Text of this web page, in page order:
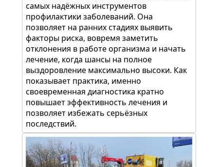
самых надёжных инструментов
профилактики заболеваний. Она
позволяет на ранних стадиях выявить
факторы риска, вовремя заметить
отклонения в работе организма и начать
лечение, когда шансы на полное
выздоровление максимально высоки. Как
показывает практика, именно
своевременная диагностика кратно
повышает эффективность лечения и
позволяет избежать серьёзных
последствий.